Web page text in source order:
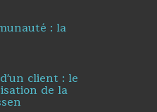
: la
client : le
de la